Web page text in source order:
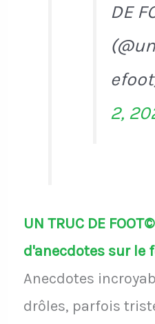
DE
2,
UN TRUC DE
d'anecdotes sur le
Anecdotes
drôles, parfois